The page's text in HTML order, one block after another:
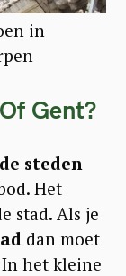
in
Gent?
steden
Het
stad. Als je
dan moet
het kleine